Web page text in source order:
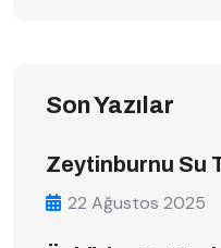
Son Yazılar
Zeytinburnu Su
22 Ağustos 2025